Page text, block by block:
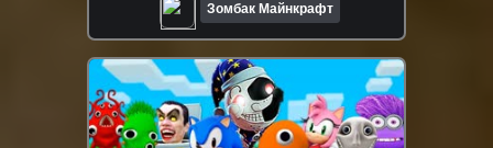
Зомбак Майнкрафт